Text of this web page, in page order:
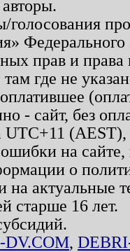
прав и
где не
- сайт, без
UTC+11
на
о
на актуальные
старше 16 лет.
DV.COM,